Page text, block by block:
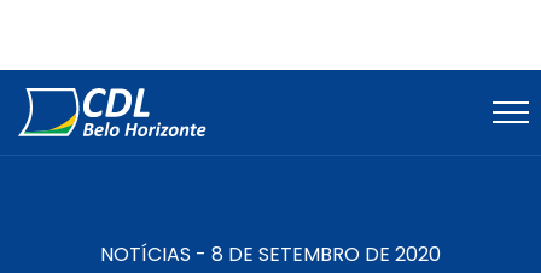
NOTÍCIAS - 8 DE SETEMBRO DE 2020